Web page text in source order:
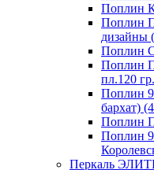
Поплин
Поплин
дизайны
Поплин
Поплин
пл.120
Поплин
бархат)
Поплин
Поплин
Перкаль